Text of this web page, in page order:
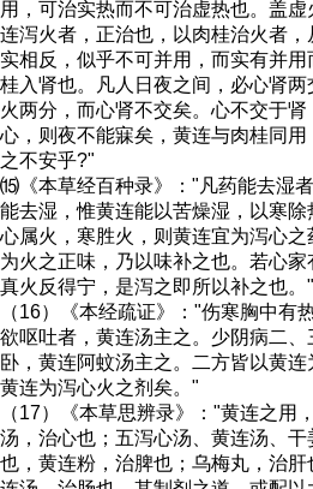
用，可治实热而不可治虚热也。盖
连泻火者，正治也，以肉桂治火者
实相反，似乎不可并用，而实有并
桂入肾也。凡人日夜之间，必心肾
火两分，而心肾不交矣。心不交于
心，则夜不能寐矣，黄连与肉桂同
之不安乎?"
⒂《本草经百种录》："凡药能去湿
能去湿，惟黄连能以苦燥湿，以寒除
心属火，寒胜火，则黄连宜为泻心
为火之正味，乃以味补之也。若心
真火反得宁，是泻之即所以补之也。"
（16）《本经疏证》："伤寒胸中有
欲呕吐者，黄连汤主之。少阴病二
卧，黄连阿蚊汤主之。二方皆以黄
黄连为泻心火之剂矣。"
（17）《本草思辨录》："黄连之用
汤，治心也；五泻心汤、黄连汤、
也，黄连粉，治脾也；乌梅丸，治